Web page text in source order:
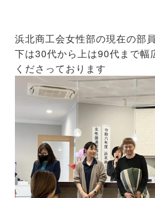
浜北商工会女性部の現在の部
下は30代から上は90代まで幅
くださっております